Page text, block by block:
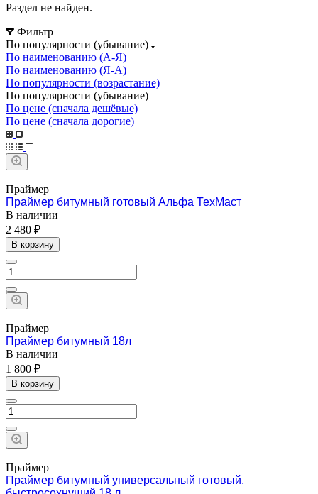
Раздел не найден.
Фильтр
По популярности (убывание)
По наименованию (А-Я)
По наименованию (Я-А)
По популярности (возрастание)
По популярности (убывание)
По цене (сначала дешёвые)
По цене (сначала дорогие)
Праймер
Праймер битумный готовый Альфа ТехМаст
В наличии
2 480 ₽
В корзину
Праймер
Праймер битумный 18л
В наличии
1 800 ₽
В корзину
Праймер
Праймер битумный универсальный готовый,